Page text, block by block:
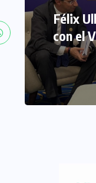
Félix
con el